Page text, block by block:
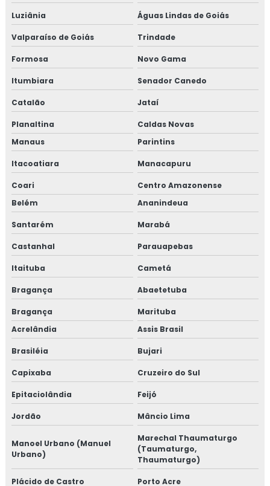
Luziânia Águas Lindas de Goiás
Valparaíso de Goiás Trindade
Formosa Novo Gama
Itumbiara Senador Canedo
Catalão Jataí
Planaltina
Caldas Novas
Manaus
Parintins
Itacoatiara Manacapuru
Coari
Centro Amazonense
Belém
Ananindeua
Santarém Marabá
Castanhal Parauapebas
Itaituba Cametá
Bragança Abaetetuba
Bragança
Marituba
Acrelândia
Assis Brasil
Brasiléia Bujari
Capixaba Cruzeiro do Sul
Epitaciolândia Feijó
Jordão Mâncio Lima
Manoel Urbano (Manuel
Urbano)
Marechal Thaumaturgo
(Taumaturgo,
Thaumaturgo)
Plácido de Castro Porto Acre